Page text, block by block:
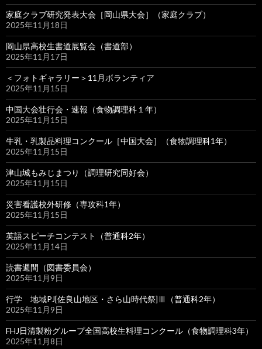
家庭クラブ研究発表大会［岡山県大会］（家庭クラブ）
2025年11月18日
岡山県高校生書道展覧会（書道部）
2025年11月17日
＜フォトギャラリー＞11月ボランティア
2025年11月15日
中国大会壮行会・速報（食物調理科１年）
2025年11月15日
牛乳・乳製品料理コンクール［中国大会］（食物調理科1年）
2025年11月15日
津山城もみじまつり（調理研究同好会）
2025年11月15日
災害看護校外研修（専攻科1年）
2025年11月15日
英語スピーチコンテスト（普通科2年）
2025年11月14日
読書週間（図書委員会）
2025年11月9日
行学 地域PJ[佐良山地区・さら山時代祭]Ⅲ（普通科2年）
2025年11月9日
FHJ日清製粉グループ全国高校生料理コンクール（食物調理科3年）
2025年11月8日